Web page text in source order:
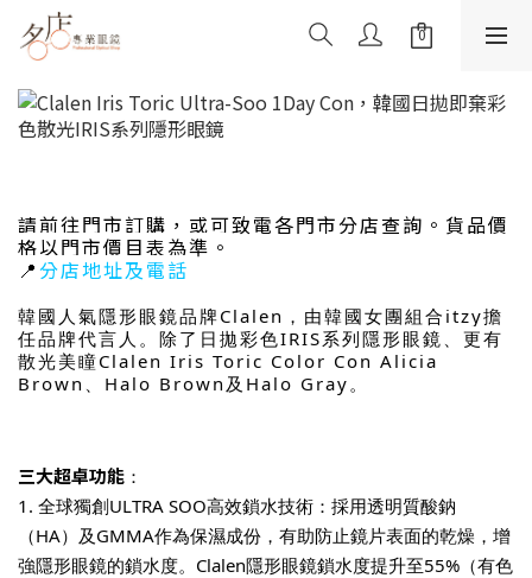
請前往門市訂購，或可致電各門市分店查詢 。貨品價
格以門市價目表為準。
📍分店地址及電話
韓國人氣隱形眼鏡品牌Clalen，由韓國女團組合itzy擔
任品牌代言人。除了日拋彩色IRIS系列隱形眼鏡、更有
散光美瞳Clalen Iris Toric Color Con Alicia
Brown、Halo Brown及Halo Gray。
三大超卓功能 ：
1. 全球獨創ULTRA SOO高效鎖水技術：採用透明質酸鈉
（HA）及GMMA作為保濕成份，有助防止鏡片表面的乾燥，增
強隱形眼鏡的鎖水度。Clalen隱形眼鏡鎖水度提升至55%（有色